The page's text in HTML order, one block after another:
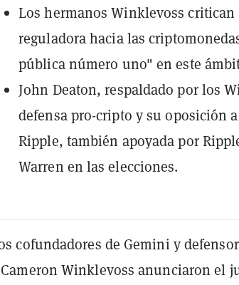
Los hermanos Winklevoss
reguladora hacia las
pública número uno" en este
John Deaton, respaldado por los
defensa pro-cripto y su oposición
Ripple, también apoyada por
Warren en las elecciones.
cofundadores de Gemini y
Winklevoss anunciaron el